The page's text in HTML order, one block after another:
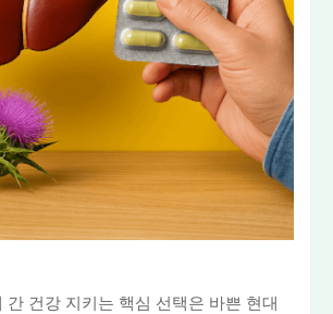
간 건강 지키는 핵심 선택은 바쁜 현대